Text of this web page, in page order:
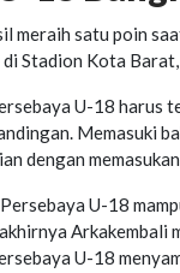
meraih satu poin
di Stadion Kota
U-18 harus
Memasuki
dengan
U-18
Arkakembali
U-18